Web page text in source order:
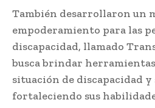
También desarrollaron un
empoderamiento para las
discapacidad, llamado
busca brindar
situación de discapacidad y
fortaleciendo sus